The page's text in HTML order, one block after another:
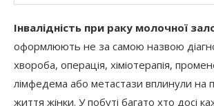
Мастектомія, реконструкція і
Хіміотерапія, променева,
терапія
Реабілітація і психологічна
після рішення
Інвалідність при раку молочної
оформлюють не за самою назвою
хвороба, операція, хіміотерапія,
лімфедема або метастази вплинули на
життя жінки. У побуті багато хто досі